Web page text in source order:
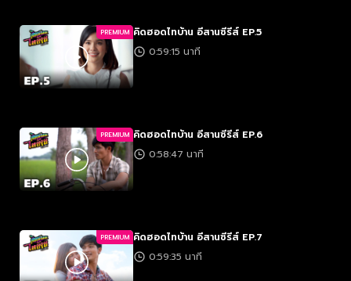
PREMIUM คิดฮอดไทบ้าน อีสานซีรีส์ EP.5
0:59:15 นาที
PREMIUM คิดฮอดไทบ้าน อีสานซีรีส์ EP.6
0:58:47 นาที
PREMIUM คิดฮอดไทบ้าน อีสานซีรีส์ EP.7
0:59:35 นาที